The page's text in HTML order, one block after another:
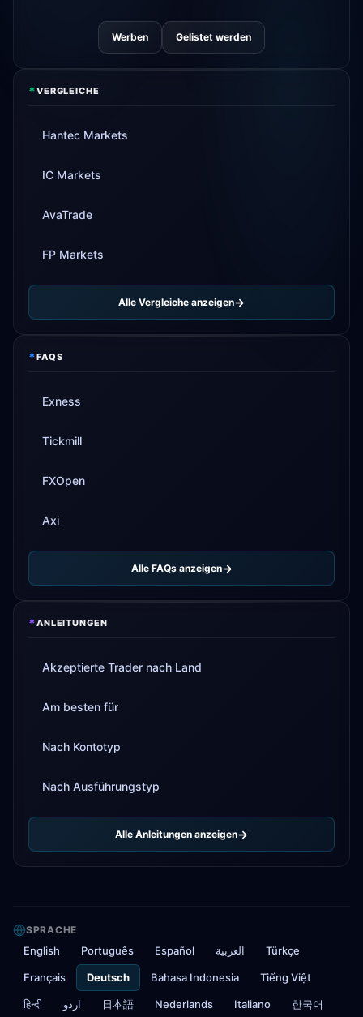
Werben Gelistet werden
*VERGLEICHE
Hantec Markets
IC Markets
AvaTrade
FP Markets
Alle Vergleiche anzeigen
*FAQS
Exness
Tickmill
FXOpen
Axi
Alle FAQs anzeigen
*ANLEITUNGEN
Akzeptierte Trader nach Land
Am besten für
Nach Kontotyp
Nach Ausführungstyp
Alle Anleitungen anzeigen
SPRACHE
English Português Español العربية Türkçe
Français Deutsch Bahasa Indonesia Tiếng Việt
हिन्दी اردو 日本語 Nederlands Italiano 한국어